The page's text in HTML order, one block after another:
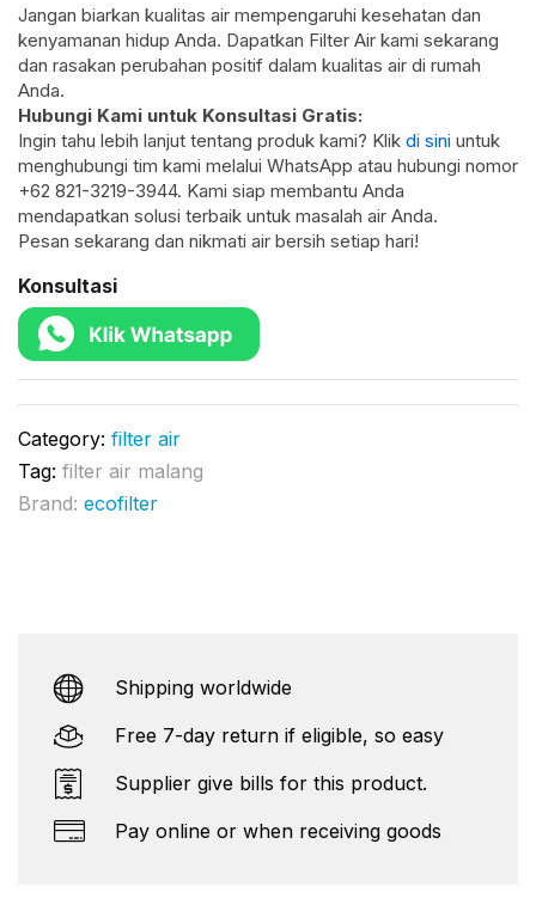
Jangan biarkan kualitas air mempengaruhi kesehatan dan
kenyamanan hidup Anda. Dapatkan Filter Air kami sekarang
dan rasakan perubahan positif dalam kualitas air di rumah
Anda.
Hubungi Kami untuk Konsultasi Gratis:
Ingin tahu lebih lanjut tentang produk kami? Klik di sini untuk
menghubungi tim kami melalui WhatsApp atau hubungi nomor
+62 821-3219-3944. Kami siap membantu Anda
mendapatkan solusi terbaik untuk masalah air Anda.
Pesan sekarang dan nikmati air bersih setiap hari!
Konsultasi
Category: filter air
Tag: filter air malang
Brand: ecofilter
Shipping worldwide
Free 7-day return if eligible, so easy
Supplier give bills for this product.
Pay online or when receiving goods